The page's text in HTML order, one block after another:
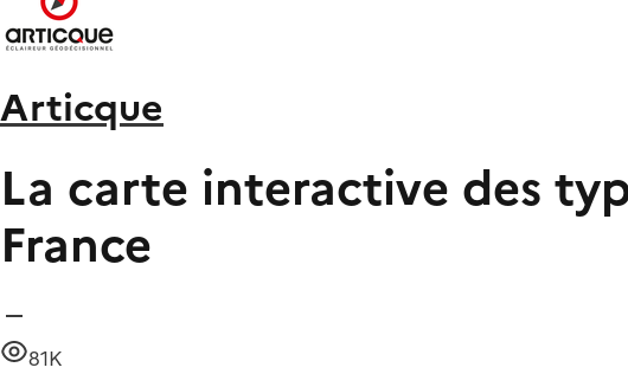
Articque
La carte interactive des
France
81K